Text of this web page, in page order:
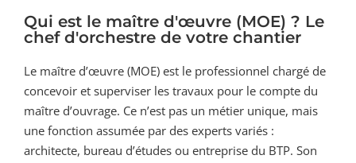
Qui est le maître d'œuvre (MOE) ? Le
chef d'orchestre de votre chantier
Le maître d’œuvre (MOE) est le professionnel chargé de
concevoir et superviser les travaux pour le compte du
maître d’ouvrage. Ce n’est pas un métier unique, mais
une fonction assumée par des experts variés :
architecte, bureau d’études ou entreprise du BTP. Son